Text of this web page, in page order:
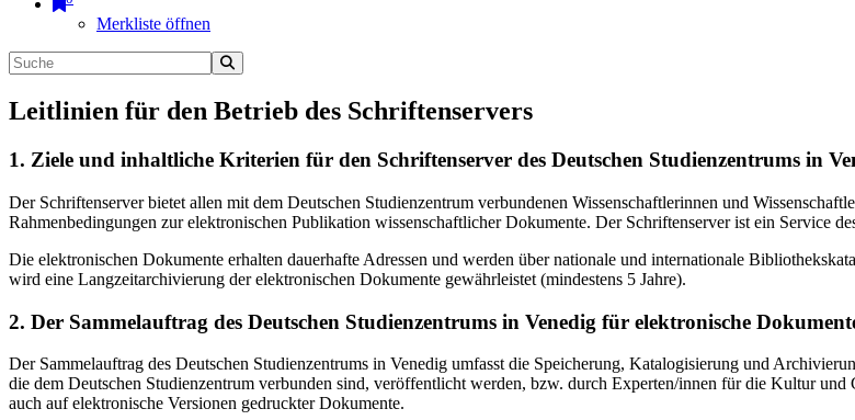
Merkliste öffnen
Leitlinien für den Betrieb des Schriftenservers
1. Ziele und inhaltliche Kriterien für den Schriftenserver des Deutschen Studienzentrums in
Der Schriftenserver bietet allen mit dem Deutschen Studienzentrum verbundenen Wissenschaftlerinnen und
Rahmenbedingungen zur elektronischen Publikation wissenschaftlicher Dokumente. Der Schriftenserver ist ein Service
Die elektronischen Dokumente erhalten dauerhafte Adressen und werden über nationale und internationale
wird eine Langzeitarchivierung der elektronischen Dokumente gewährleistet (mindestens 5 Jahre).
2. Der Sammelauftrag des Deutschen Studienzentrums in Venedig für elektronische
Der Sammelauftrag des Deutschen Studienzentrums in Venedig umfasst die Speicherung, Katalogisierung und
die dem Deutschen Studienzentrum verbunden sind, veröffentlicht werden, bzw. durch Experten/innen für die Kultur
auch auf elektronische Versionen gedruckter Dokumente.